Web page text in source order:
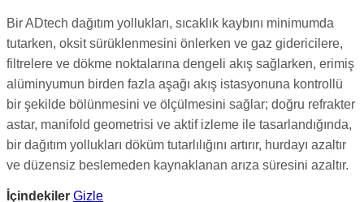
Bir ADtech dağıtım yollukları, sıcaklık kaybını minimumda
tutarken, oksit sürüklenmesini önlerken ve gaz gidericilere,
filtrelere ve dökme noktalarına dengeli akış sağlarken, erimiş
alüminyumun birden fazla aşağı akış istasyonuna kontrollü
bir şekilde bölünmesini ve ölçülmesini sağlar; doğru refrakter
astar, manifold geometrisi ve aktif izleme ile tasarlandığında,
bir dağıtım yollukları döküm tutarlılığını artırır, hurdayı azaltır
ve düzensiz beslemeden kaynaklanan arıza süresini azaltır.
İçindekiler Gizle